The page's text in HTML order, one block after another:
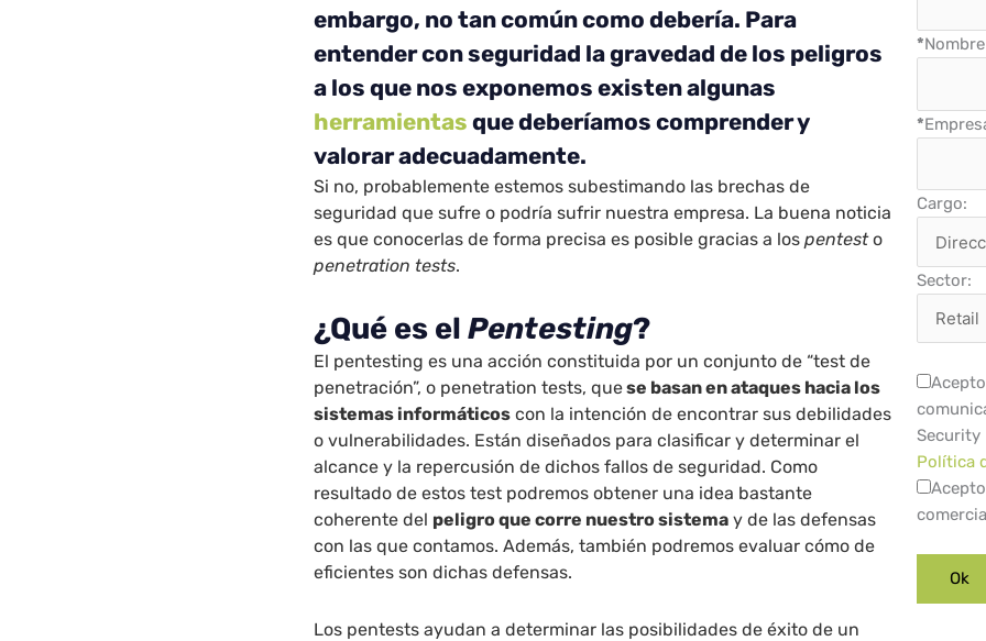
embargo, no tan común como debería. Para
entender con seguridad la gravedad de los peligros
a los que nos exponemos existenalgunas
herramientas que deberíamos comprender y
valorar adecuadamente.
Si no, probablemente estemos subestimando las brechas de
seguridad que sufre o podría sufrir nuestra empresa. La buena noticia
es que conocerlas de forma precisa es posible gracias a lospentesto
penetration tests.
¿Qué es elPentesting?
El pentesting es una acción constituida por un conjunto de “test de
penetración”, o penetration tests, quese basan en ataques hacia los
sistemas informáticos con la intención de encontrar sus debilidades
o vulnerabilidades. Están diseñados para clasificar y determinar el
alcance y la repercusión de dichos fallos de seguridad. Como
resultado de estos test podremos obtener una idea bastante
coherente del peligro que corre nuestro sistema y de las defensas
con las que contamos. Además, también podremos evaluar cómo de
eficientes son dichas defensas.
Los pentests ayudan a determinar las posibilidades de éxito de un
*
*
Cargo:
Sector:
Security
Política